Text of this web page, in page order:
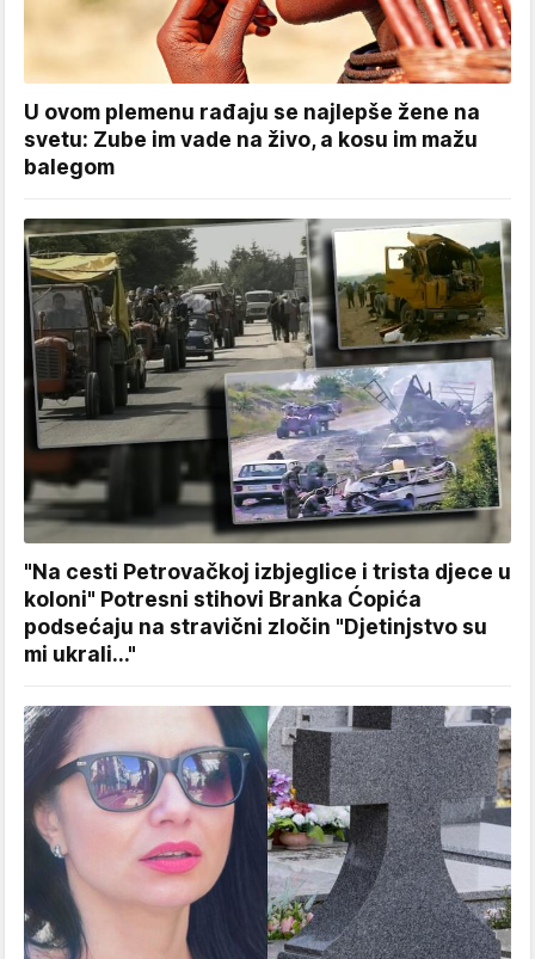
U ovom plemenu rađaju se najlepše žene na
svetu: Zube im vade na živo, a kosu im mažu
balegom
"Na cesti Petrovačkoj izbjeglice i trista djece u
koloni" Potresni stihovi Branka Ćopića
podsećaju na stravični zločin "Djetinjstvo su
mi ukrali..."